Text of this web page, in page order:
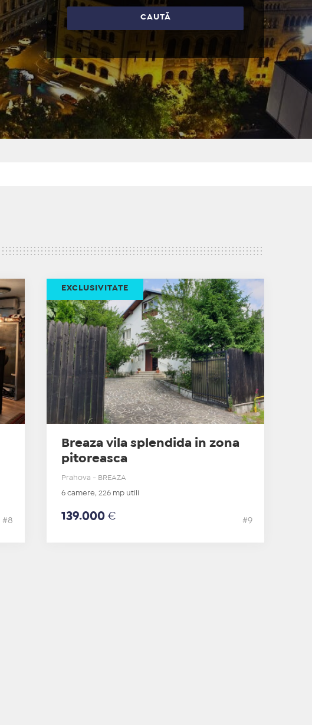
#8
Breaza vila splendida in zona
pitoreasca
Prahova - BREAZA
6 camere, 226 mp utili
139.000 € #9
EXCLUSIVITATE